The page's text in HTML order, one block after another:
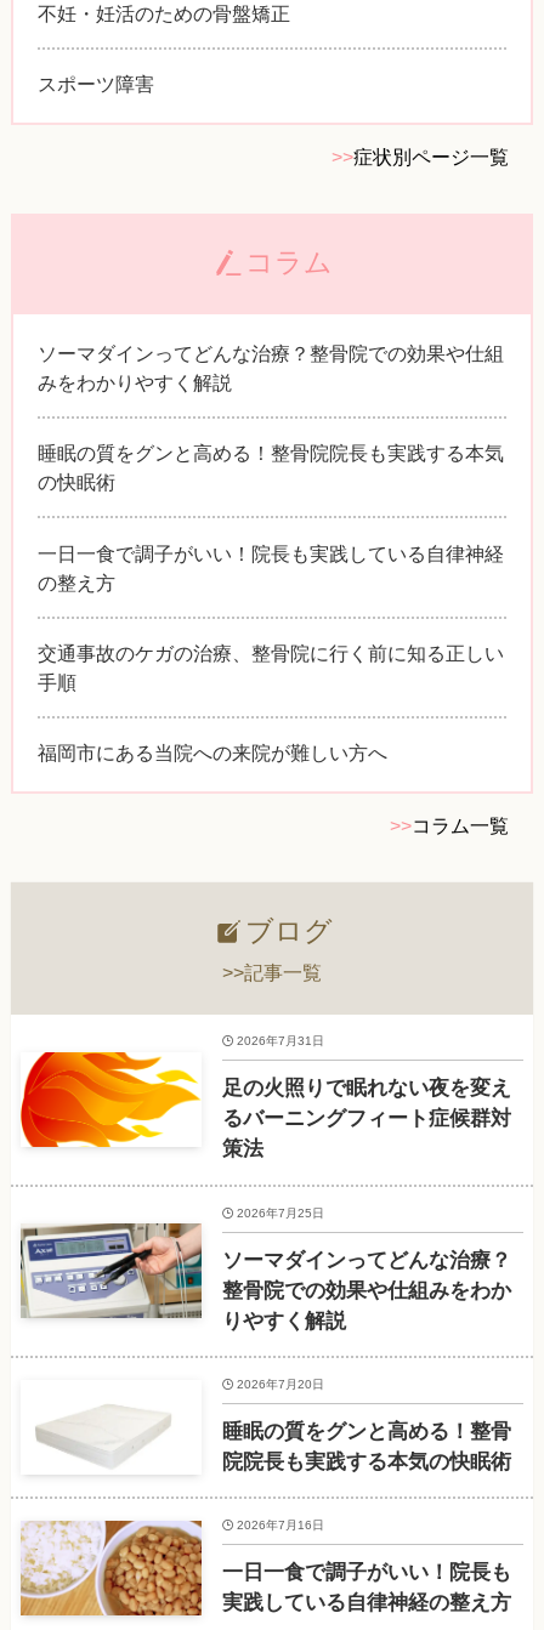
不妊・妊活のための骨盤矯正
スポーツ障害
>>症状別ページ一覧
コラム
ソーマダインってどんな治療？整骨院での効果や仕組
みをわかりやすく解説
睡眠の質をグンと高める！整骨院院長も実践する本気
の快眠術
一日一食で調子がいい！院長も実践している自律神経
の整え方
交通事故のケガの治療、整骨院に行く前に知る正しい
手順
福岡市にある当院への来院が難しい方へ
>>コラム一覧
ブログ
>>記事一覧
足の火照りで眠れない夜を変え
るバーニングフィート症候群対
策法
2026年7月31日
ソーマダインってどんな治療？
整骨院での効果や仕組みをわか
りやすく解説
2026年7月25日
睡眠の質をグンと高める！整骨
院院長も実践する本気の快眠術
2026年7月20日
一日一食で調子がいい！院長も
実践している自律神経の整え方
2026年7月16日